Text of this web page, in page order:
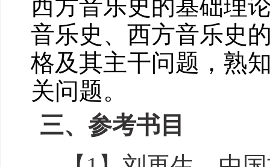
西方音乐史的基础理
音乐史、西方音乐史
格及其主干问题，熟
关问题。
三、参考书目